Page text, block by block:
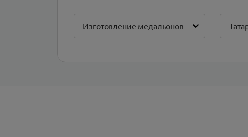
Изготовление медальонов